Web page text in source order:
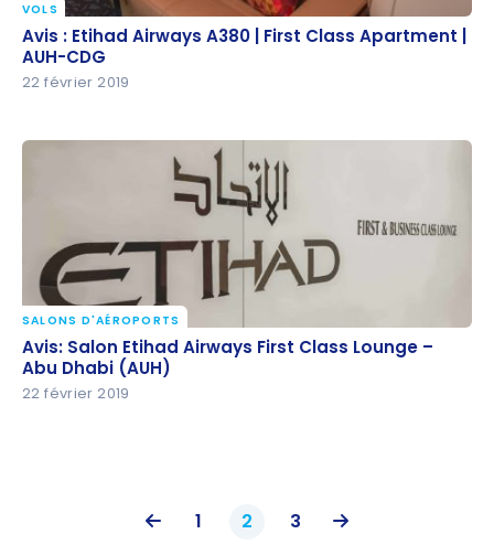
Avis : Etihad Airways A380 | First Class Apartment |
AUH-CDG
VOLS
Avis : Etihad Airways A380 | First Class Apartment |
AUH-CDG
22 février 2019
Avis: Salon Etihad Airways First Class Lounge – Abu
Dhabi (AUH)
SALONS D'AÉROPORTS
Avis: Salon Etihad Airways First Class Lounge –
Abu Dhabi (AUH)
22 février 2019
1 2 3